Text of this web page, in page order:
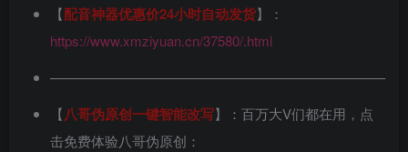
【配音神器优惠价24小时自动发货】：
https://www.xmziyuan.cn/37580/.html
————————————————————————–
【八哥伪原创一键智能改写】：百万大V们都在用，点
击免费体验八哥伪原创：